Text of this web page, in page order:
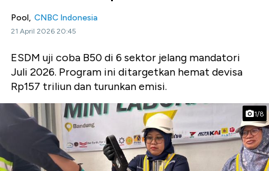
Pool, CNBC Indonesia
21 April 2026 20:45
ESDM uji coba B50 di 6 sektor jelang mandatori
Juli 2026. Program ini ditargetkan hemat devisa
Rp157 triliun dan turunkan emisi.
1/8